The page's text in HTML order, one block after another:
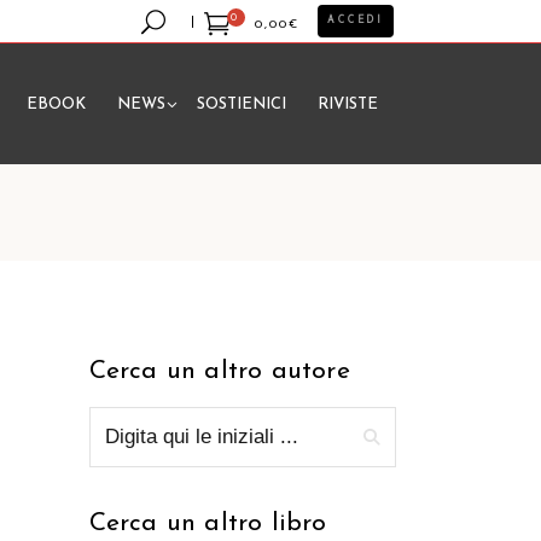
0
0,00€
prodotto nel carrello.
ACCEDI
EBOOK NEWS SOSTIENICI RIVISTE
Cerca un altro autore
Cerca un altro libro